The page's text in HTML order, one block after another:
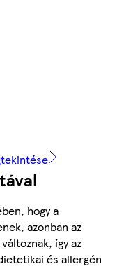
hogy a
azonban az
így az
és allergén